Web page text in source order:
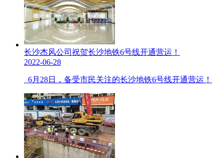
长沙杰风公司祝贺长沙地铁6号线开通营运！
2022-06-28
6月28日，备受市民关注的长沙地铁6号线开通营运！